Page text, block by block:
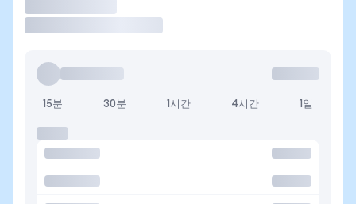
15분 30분 1시간 4시간 1일